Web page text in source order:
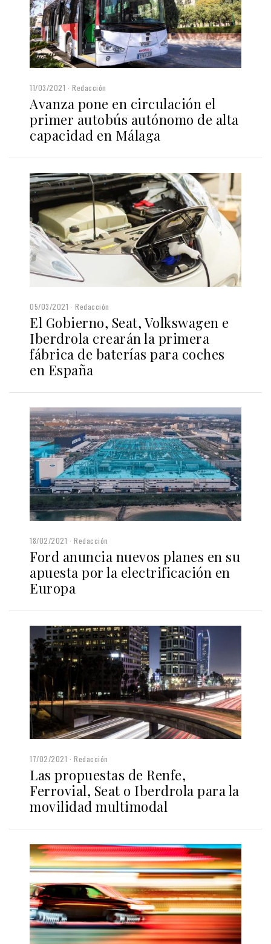
11/03/2021 Redacción
Avanza pone en circulación el
primer autobús autónomo de alta
capacidad en Málaga
05/03/2021 Redacción
El Gobierno, Seat, Volkswagen e
Iberdrola crearán la primera
fábrica de baterías para coches
en España
18/02/2021 Redacción
Ford anuncia nuevos planes en su
apuesta por la electrificación en
Europa
17/02/2021 Redacción
Las propuestas de Renfe,
Ferrovial, Seat o Iberdrola para la
movilidad multimodal